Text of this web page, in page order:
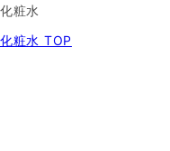
化粧水
化粧水 TOP